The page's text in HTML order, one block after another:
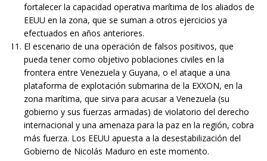
fortalecer la capacidad operativa marítima de los aliados de
EEUU en la zona, que se suman a otros ejercicios ya
efectuados en años anteriores.
El escenario de una operación de falsos positivos, que
pueda tener como objetivo poblaciones civiles en la
frontera entre Venezuela y Guyana, o el ataque a una
plataforma de explotación submarina de la EXXON, en la
zona marítima, que sirva para acusar a Venezuela (su
gobierno y sus fuerzas armadas) de violatorio del derecho
internacional y una amenaza para la paz en la región, cobra
más fuerza. Los EEUU apuesta a la desestabilización del
Gobierno de Nicolás Maduro en este momento.